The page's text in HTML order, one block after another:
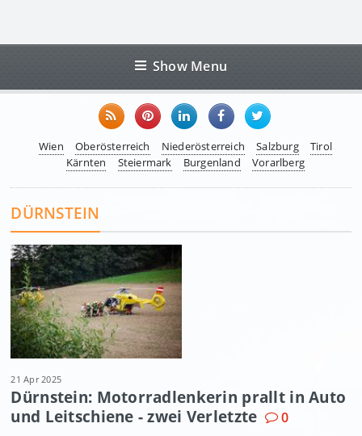
Show Menu
Wien Oberösterreich Niederösterreich Salzburg
Tirol
Kärnten
Steiermark Burgenland Vorarlberg
DÜRNSTEIN
21 Apr 2025
Dürnstein: Motorradlenkerin prallt in Auto
und Leitschiene - zwei Verletzte
0